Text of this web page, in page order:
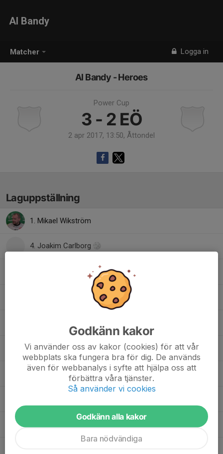
Matcher Logga in
Al Bandy
Al Bandy - Heroes
Power Cup
3 - 2 EÖ
2 apr 2017, 13:50, Åttondel
Laguppställning
1. Mikael Wikström
4. Joakim Carlborg
10. Fredrik Karlsson
21. Jonathan Åkesson
82. Calle Hallblad
Godkänn kakor
Vi använder oss av kakor (cookies) för att vår
webbplats ska fungera bra för dig. De används
även för webbanalys i syfte att hjälpa oss att
förbättra våra tjänster.
Så använder vi cookies
Godkänn alla kakor
Bara nödvändiga